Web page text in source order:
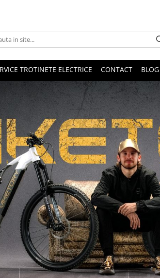
TROTINETE ELECTRICE CONTACT BLOG